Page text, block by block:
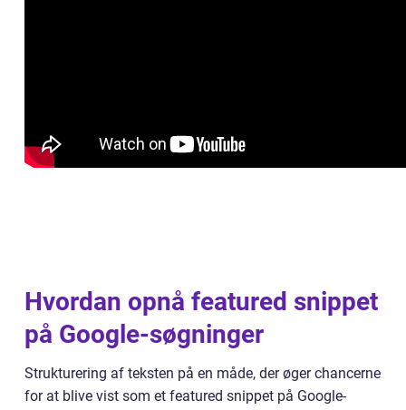
Hvordan opnå featured snippet
på Google-søgninger
Strukturering af teksten på en måde, der øger chancerne
for at blive vist som et featured snippet på Google-